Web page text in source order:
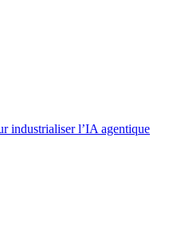
industrialiser l’IA agentique